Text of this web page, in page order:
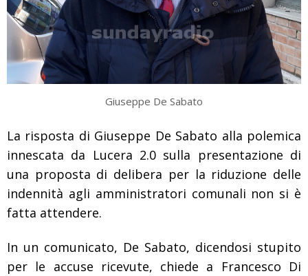
Giuseppe De Sabato
La risposta di Giuseppe De Sabato alla polemica
innescata da Lucera 2.0 sulla presentazione di
una proposta di delibera per la riduzione delle
indennità agli amministratori comunali non si è
fatta attendere.
In un comunicato, De Sabato, dicendosi stupito
per le accuse ricevute, chiede a Francesco Di